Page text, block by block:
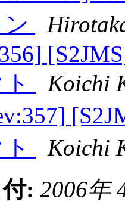
Koichi
Koichi
: 2006年